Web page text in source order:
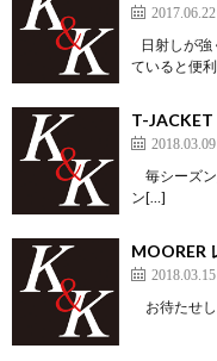
2017.06.22
日射しが
ていると便
T-JACKET
2018.03.09
毎シーズ
ン[…]
MOORER
2018.03.15
お待たせ